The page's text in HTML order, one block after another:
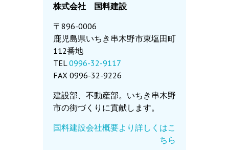
株式会社 国料建設
〒896-0006
鹿児島県いちき串木野市東塩田町
112番地
TEL0996-32-9117
FAX 0996-32-9226
建設部、不動産部。いちき串木野
市の街づくりに貢献します。
国料建設会社概要より詳しくはこ
ちら